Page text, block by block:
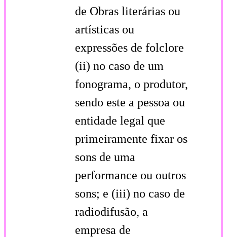
de Obras literárias ou
artísticas ou
expressões de folclore
(ii) no caso de um
fonograma, o produtor,
sendo este a pessoa ou
entidade legal que
primeiramente fixar os
sons de uma
performance ou outros
sons; e (iii) no caso de
radiodifusão, a
empresa de